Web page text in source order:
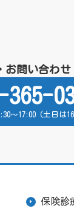
お問い合わせ
365-
～17:00 (土日は
保険診